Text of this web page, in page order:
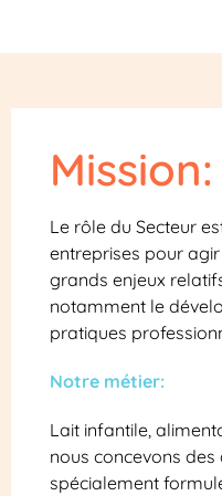
Mission:
Le rôle du Secteur
entreprises pour
grands enjeux
notamment le
pratiques
Notre métier:
Lait infantile,
nous concevons des
spécialement